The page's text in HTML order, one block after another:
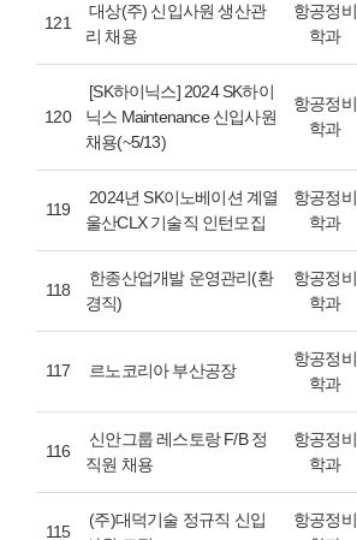
121
대상(주) 신입사원 생산관
리 채용
항공정비
학과
120
[SK하이닉스] 2024 SK하이
닉스 Maintenance 신입사원
채용(~5/13)
항공정비
학과
119
2024년 SK이노베이션 계열
울산CLX 기술직 인턴모집
항공정비
학과
118
한종산업개발 운영관리(환
경직)
항공정비
학과
117 르노코리아 부산공장
항공정비
학과
116
신안그룹 레스토랑 F/B 정
직원 채용
항공정비
학과
115
(주)대덕기술 정규직 신입
항공정비